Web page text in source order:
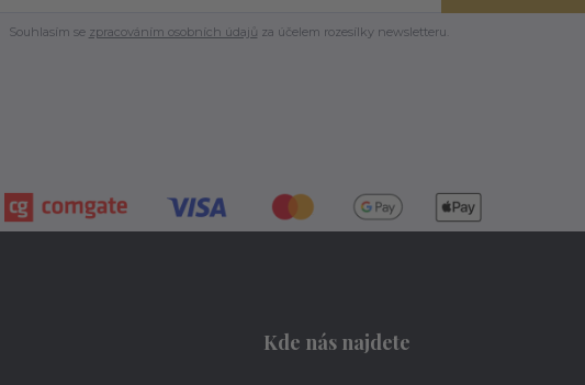
Souhlasím se zpracováním osobních údajů za účelem rozesílky newsletteru.
Kde nás najdete